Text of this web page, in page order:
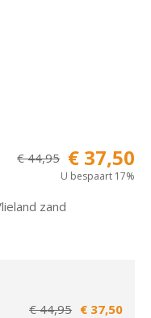
€ 44,95 € 37,50
U bespaart 17%
zand
€ 44,95 € 37,50